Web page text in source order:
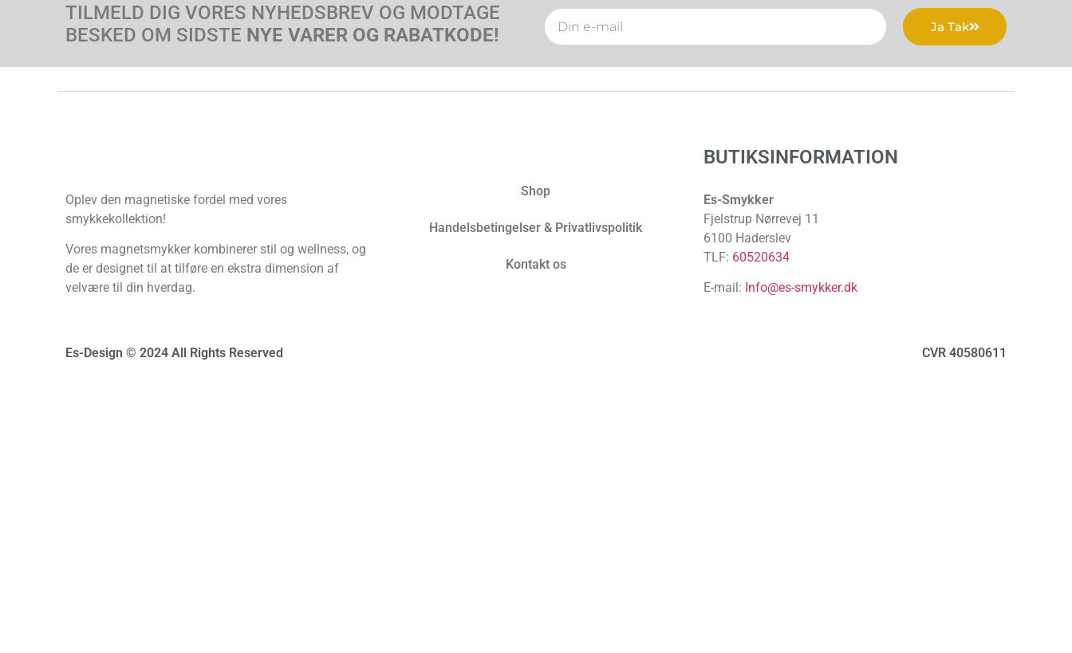
TILMELD DIG VORES NYHEDSBREV OG MODTAGE
BESKED OM SIDSTE NYE VARER OG RABATKODE! Ja Tak
Oplev den magnetiske fordel med vores
smykkekollektion!
Vores magnetsmykker kombinerer stil og wellness, og
de er designet til at tilføre en ekstra dimension af
velvære til din hverdag.
Shop
Handelsbetingelser & Privatlivspolitik
Kontakt os
BUTIKSINFORMATION
Es-Smykker
Fjelstrup Nørrevej 11
6100 Haderslev
TLF: 60520634
E-mail: Info@es-smykker.dk
Es-Design © 2024 All Rights Reserved CVR 40580611